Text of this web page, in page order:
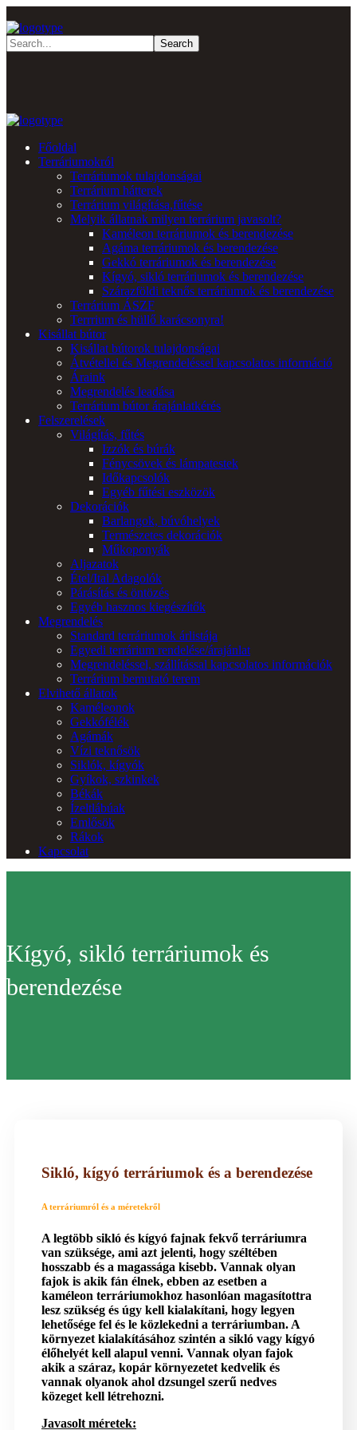
Főoldal
Terráriumokról
Terráriumok tulajdonságai
Terrárium hátterek
Terrárium világítása,fűtése
Melyik állatnak milyen terrárium javasolt?
Kaméleon terráriumok és berendezése
Agáma terráriumok és berendezése
Gekkó terráriumok és berendezése
Kígyó, sikló terráriumok és berendezése
Szárazföldi teknős terráriumok és berendezése
Terrárium ÁSZF
Terrrium és hüllő karácsonyra!
Kisállat bútor
Kisállat bútorok tulajdonságai
Átvétellel és Megrendeléssel kapcsolatos információ
Áraink
Megrendelés leadása
Terrárium bútor árajánlatkérés
Felszerelések
Világítás, fűtés
Izzók és búrák
Fénycsövek és lámpatestek
Időkapcsolók
Egyéb fűtési eszközök
Dekorációk
Barlangok, búvóhelyek
Természetes dekorációk
Műkoponyák
Aljazatok
Étel/Ital Adagolók
Párásítás és öntözés
Egyéb hasznos kiegészítők
Megrendelés
Standard terráriumok árlistája
Egyedi terrárium rendelése/árajánlat
Megrendeléssel, szállítással kapcsolatos információk
Terrárium bemutató terem
Elvihető állatok
Kaméleonok
Gekkófélék
Agámák
Vízi teknősök
Siklók, kígyók
Gyíkok, szkinkek
Békák
Ízeltlábúak
Emlősök
Rákok
Kapcsolat
Kígyó, sikló terráriumok és
berendezése
Sikló, kígyó terráriumok és a berendezése
A terráriumról és a méretekről
A legtöbb sikló és kígyó fajnak fekvő terráriumra
van szüksége, ami azt jelenti, hogy széltében
hosszabb és a magassága kisebb. Vannak olyan
fajok is akik fán élnek, ebben az esetben a
kaméleon terráriumokhoz hasonlóan magasítottra
lesz szükség és úgy kell kialakítani, hogy legyen
lehetősége fel és le közlekedni a terráriumban. A
környezet kialakításához szintén a sikló vagy kígyó
élőhelyét kell alapul venni. Vannak olyan fajok
akik a száraz, kopár környezetet kedvelik és
vannak olyanok ahol dzsungel szerű nedves
közeget kell létrehozni.
Javasolt méretek: